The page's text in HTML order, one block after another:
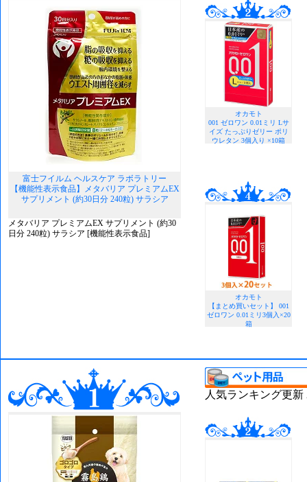
富士フイルム ヘルスケア ラボラトリー
【機能性表示食品】メタバリア プレミアムEX
サプリメント (約30日分 240粒) サラシア
メタバリア プレミアムEX サプリメント (約30
日分 240粒) サラシア [機能性表示食品]
オカモト
001 ゼロワン 0.01ミリ Lサ
イズ たっぷりゼリー ポリ
ウレタン 3個入り ×10箱
オカモト
【まとめ買いセット】 001
ゼロワン 0.01ミリ3個入×20
箱
人気ランキング更新